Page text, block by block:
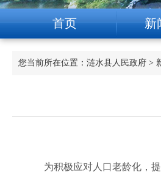
首页 新
您当前所在位置： 涟水县人民政府 >
为积极应对人口老龄化，